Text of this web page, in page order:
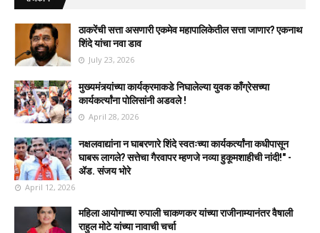
ठाकरेंची सत्ता असणारी एकमेव महापालिकेतील सत्ता जाणार? एकनाथ
शिंदे यांचा नवा डाव
July 23, 2026
मुख्यमंत्र्यांच्या कार्यक्रमाकडे निघालेल्या युवक काँग्रेसच्या
कार्यकर्त्यांना पोलिसांनी अडवले !
April 28, 2026
नक्षलवाद्यांना न घाबरणारे शिंदे स्वतःच्या कार्यकर्त्यांना कधीपासून
घाबरू लागले? सत्तेचा गैरवापर म्हणजे नव्या हुकूमशाहीची नांदी!" -
ॲड. संजय भोरे
April 12, 2026
महिला आयोगाच्या रुपाली चाकणकर यांच्या राजीनाम्यानंतर वैषाली
राहुल मोटे यांच्या नावाची चर्चा